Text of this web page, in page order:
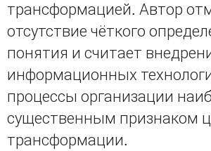
трансформацией. Автор
отсутствие чёткого
понятия и считает
информационных
процессы организации
существенным признаком
трансформации.